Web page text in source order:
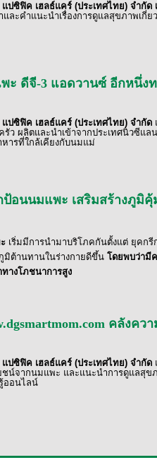
ปซิฟิค เฮลธ์แคร์ (ประเทศไทย) จำกัด
และคำแนะนำเรื่องการดูแลสุขภาพเกี่
ะ ดีจี-3 แอดวานซ์ อีกหนึ่ง
ปซิฟิค เฮลธ์แคร์ (ประเทศไทย) จำกัด
รัว ผลิตและนำเข้าจากประเทศนิวซีแ
หารที่ใกล้เคียงกับนมแม่
ป้อนนมแพะ เสริมสร้างภูมิ
เริ่มมีการนำมาบริโภคกันตั้งแต่ ยุคก
มิต้านทานในร่างกายดีขึ้น โดยพบว่ามี
างโภชนาการสูง
คลังค
ปซิฟิค เฮลธ์แคร์ (ประเทศไทย) จำกัด
ชน์จากนมแพะ และแนะนำการดูแลสุข
ออนไลน์